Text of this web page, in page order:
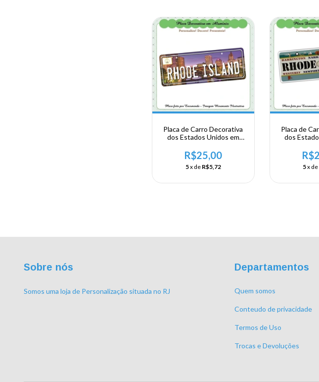
Placa de Carro Decorativa
dos Estados Unidos em
NORDESTE - Rhode Island
R$25,00
5x de R$5,72
Placa de
dos
NORDESTE
5x de
Sobre nós
Somos uma loja de Personalização situada no RJ
Departamentos
Quem somos
Conteudo de privacidade
Termos de Uso
Trocas e Devoluções